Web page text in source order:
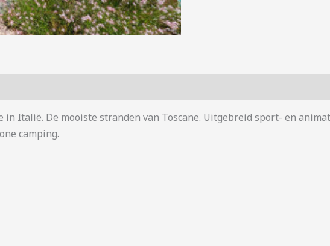
Italië. De mooiste stranden van Toscane. Uitgebreid sport- en
camping.